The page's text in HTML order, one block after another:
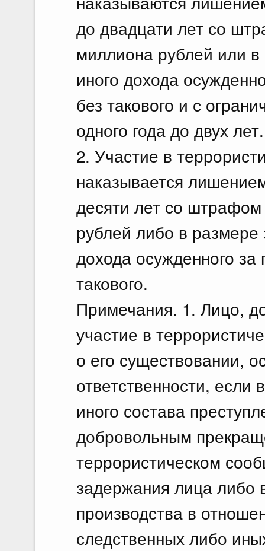
до двадцати лет со
миллиона рублей или
иного дохода
без такового и с
одного года до двух лет.
2. Участие в
наказывается
десяти лет со
рублей либо в размере
дохода осужденного
такового.
Примечания. 1. Лицо,
участие в
о его существовании,
ответственности, если
иного состава
добровольным
террористическом
задержания лица либо
производства в
следственных либо